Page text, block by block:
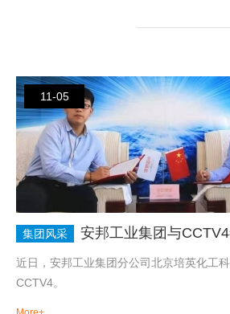
11-05
集团风采 安邦工业集团与
近日，安邦工业集团分公司北京培英化工
CCTV4。